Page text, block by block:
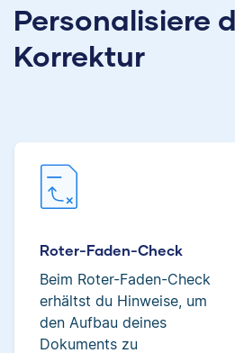
Personalisiere
Korrektur
Roter-Faden-Check
Beim Roter-Faden-Check
erhältst du Hinweise, um
den Aufbau deines
Dokuments zu
studiert und mag an
seiner Arbeit als
Korrektor besonders,
Yasemin hat Romanistik